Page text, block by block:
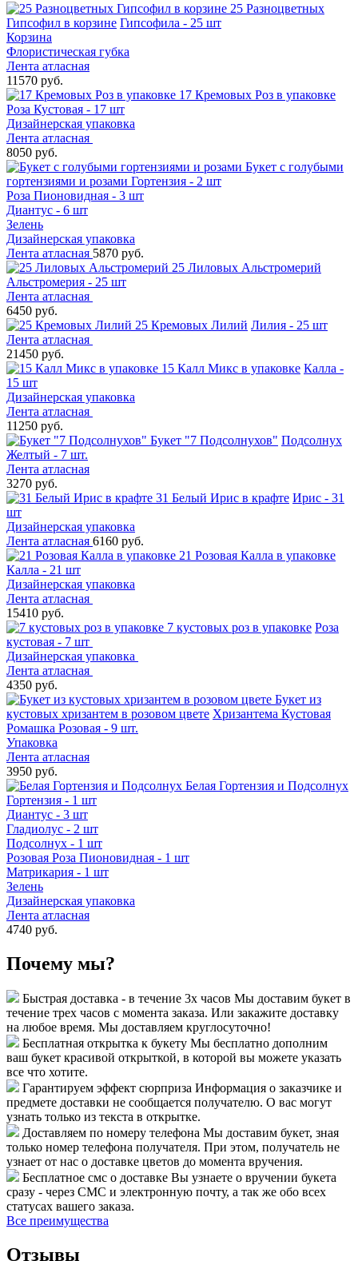
25 Разноцветных
Гипсофил в корзине Гипсофила - 25 шт
Корзина
Флористическая губка
Лента атласная
11570 руб.
17 Кремовых Роз в упаковке
Роза Кустовая - 17 шт
Дизайнерская упаковка
Лента атласная
8050 руб.
Букет с голубыми
гортензиями и розами Гортензия - 2 шт
Роза Пионовидная - 3 шт
Диантус - 6 шт
Зелень
Дизайнерская упаковка
Лента атласная 5870 руб.
25 Лиловых Альстромерий
Альстромерия - 25 шт
Лента атласная
6450 руб.
25 Кремовых Лилий Лилия - 25 шт
Лента атласная
21450 руб.
15 Калл Микс в упаковке Калла -
15 шт
Дизайнерская упаковка
Лента атласная
11250 руб.
Букет "7 Подсолнухов" Подсолнух
Желтый - 7 шт.
Лента атласная
3270 руб.
31 Белый Ирис в крафте Ирис - 31
шт
Дизайнерская упаковка
Лента атласная 6160 руб.
21 Розовая Калла в упаковке
Калла - 21 шт
Дизайнерская упаковка
Лента атласная
15410 руб.
7 кустовых роз в упаковке Роза
кустовая - 7 шт
Дизайнерская упаковка
Лента атласная
4350 руб.
Букет из
кустовых хризантем в розовом цвете Хризантема Кустовая
Ромашка Розовая - 9 шт.
Упаковка
Лента атласная
3950 руб.
Белая Гортензия и Подсолнух
Гортензия - 1 шт
Диантус - 3 шт
Гладиолус - 2 шт
Подсолнух - 1 шт
Розовая Роза Пионовидная - 1 шт
Матрикария - 1 шт
Зелень
Дизайнерская упаковка
Лента атласная
4740 руб.
Почему мы?
Быстрая доставка - в течение 3х часов Мы доставим букет в
течение трех часов с момента заказа. Или закажите доставку
на любое время. Мы доставляем круглосуточно!
Бесплатная открытка к букету Мы бесплатно дополним
ваш букет красивой открыткой, в которой вы можете указать
все что хотите.
Гарантируем эффект сюрприза Информация о заказчике и
предмете доставки не сообщается получателю. О вас могут
узнать только из текста в открытке.
Доставляем по номеру телефона Мы доставим букет, зная
только номер телефона получателя. При этом, получатель не
узнает от нас о доставке цветов до момента вручения.
Бесплатное смс о доставке Вы узнаете о вручении букета
сразу - через СМС и электронную почту, а так же обо всех
статусах вашего заказа.
Все преимущества
Отзывы